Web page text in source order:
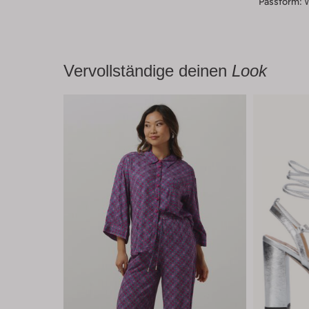
Vervollständige deinen Look